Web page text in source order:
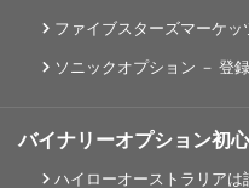
ファイブスターズマーケ
ソニックオプション － 登
バイナリーオプション初
ハイローオーストラリア